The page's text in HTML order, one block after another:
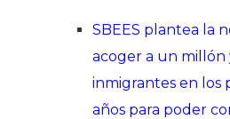
SBEES plantea la
acoger a un millón
inmigrantes en los
años para poder